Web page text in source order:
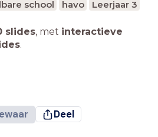
school havo Leerjaar 3
slides, met interactieve
.
Deel